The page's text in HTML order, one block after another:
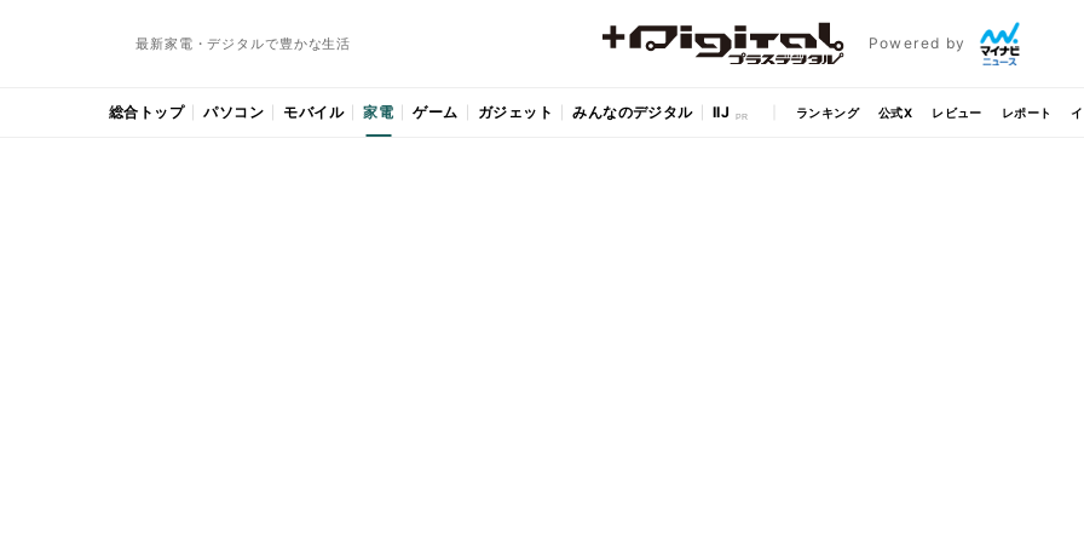
最新家電・デジタルで豊かな生活 Powered by
総合トップ パソコン モバイル 家電 ゲーム ガジェット みんなのデジタル IIJ ランキング 公式X レビュー レポート